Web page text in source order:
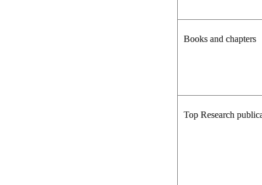
Books and chapters
Top Research